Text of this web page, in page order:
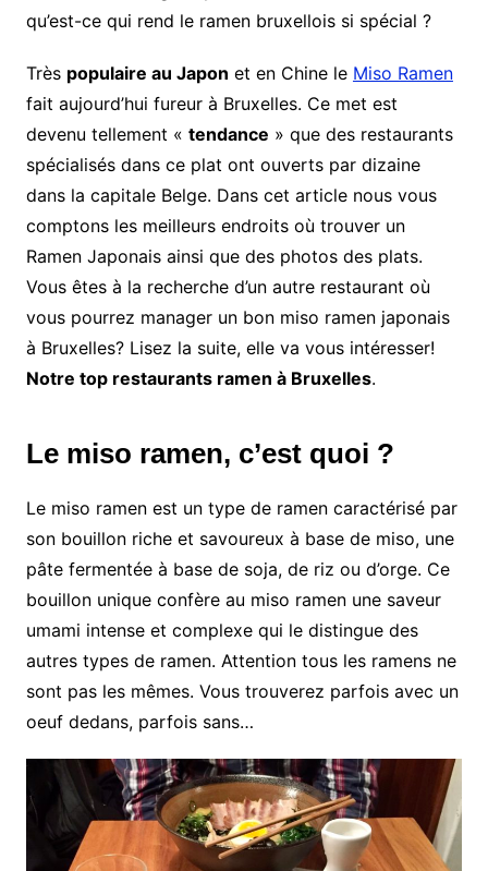
qu’est-ce qui rend le ramen bruxellois si spécial ?
Très populaire au Japon et en Chine le Miso Ramen
fait aujourd’hui fureur à Bruxelles. Ce met est
devenu tellement « tendance » que des restaurants
spécialisés dans ce plat ont ouverts par dizaine
dans la capitale Belge. Dans cet article nous vous
comptons les meilleurs endroits où trouver un
Ramen Japonais ainsi que des photos des plats.
Vous êtes à la recherche d’un autre restaurant où
vous pourrez manager un bon miso ramen japonais
à Bruxelles? Lisez la suite, elle va vous intéresser!
Notre top restaurants ramen à Bruxelles.
Le miso ramen, c’est quoi ?
Le miso ramen est un type de ramen caractérisé par
son bouillon riche et savoureux à base de miso, une
pâte fermentée à base de soja, de riz ou d’orge. Ce
bouillon unique confère au miso ramen une saveur
umami intense et complexe qui le distingue des
autres types de ramen. Attention tous les ramens ne
sont pas les mêmes. Vous trouverez parfois avec un
oeuf dedans, parfois sans…